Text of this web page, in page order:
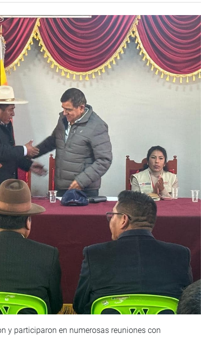
y participaron en numerosas reuniones con